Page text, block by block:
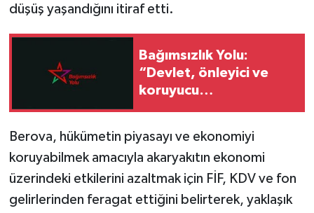
düşüş yaşandığını itiraf etti.
Bağımsızlık Yolu:
“Devlet, önleyici ve
koruyucu
Berova, hükümetin piyasayı ve ekonomiyi
koruyabilmek amacıyla akaryakıtın ekonomi
üzerindeki etkilerini azaltmak için FİF, KDV ve fon
gelirlerinden feragat ettiğini belirterek, yaklaşık